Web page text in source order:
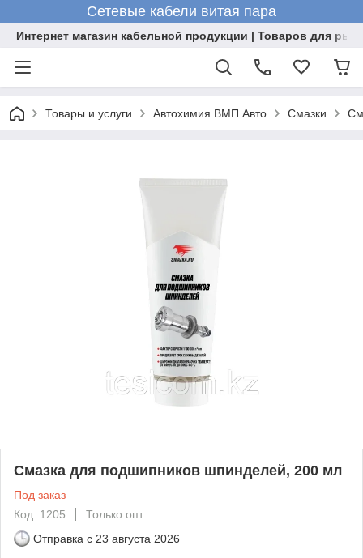
Сетевые кабели витая пара
Интернет магазин кабельной продукции | Товаров для
Товары и услуги Автохимия ВМП Авто Смазки
Смазка для подшипников шпинделей, 200 мл
Под заказ
Код: 1205
Только опт
Отправка с 23 августа 2026